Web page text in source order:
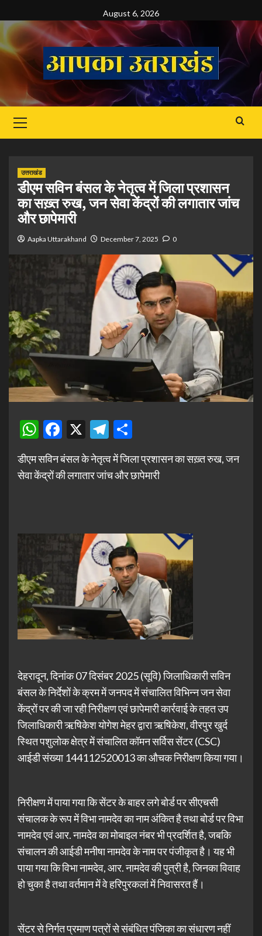
to
content
August 6, 2026
Menu
उत्तराखंड
डीएम सविन बंसल के नेतृत्व में जिला प्रशासन
का सख़्त रुख, जन सेवा केंद्रों की लगातार जांच
और छापेमारी
Aapka Uttarakhand December 7, 2025 0
WhatsApp
Facebook
X Telegram
डीएम सविन बंसल के नेतृत्व में जिला प्रशासन का सख़्त रुख, जन
सेवा केंद्रों की लगातार जांच और छापेमारी
देहरादून, दिनांक 07 दिसंबर 2025 (सूवि) जिलाधिकारी सविन
बंसल के निर्देशों के क्रम में जनपद में संचालित विभिन्न जन सेवा
केंद्रों पर की जा रही निरीक्षण एवं छापेमारी कार्रवाई के तहत उप
जिलाधिकारी ऋषिकेश योगेश मेहर द्वारा ऋषिकेश, वीरपुर खुर्द
स्थित पशुलोक क्षेत्र में संचालित कॉमन सर्विस सेंटर (CSC)
आईडी संख्या 144112520013 का औचक निरीक्षण किया गया।
निरीक्षण में पाया गया कि सेंटर के बाहर लगे बोर्ड पर सीएचसी
संचालक के रूप में विभा नामदेव का नाम अंकित है तथा बोर्ड पर विभा
नामदेव एवं आर. नामदेव का मोबाइल नंबर भी प्रदर्शित है, जबकि
संचालन की आईडी मनीषा नामदेव के नाम पर पंजीकृत है। यह भी
पाया गया कि विभा नामदेव, आर. नामदेव की पुत्री है, जिनका विवाह
हो चुका है तथा वर्तमान में वे हरिपुरकलां में निवासरत हैं।
सेंटर से निर्गत प्रमाण पत्रों से संबंधित पंजिका का संधारण नहीं